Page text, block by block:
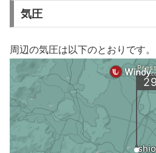
気圧
周辺の気圧は以下のとおりです。